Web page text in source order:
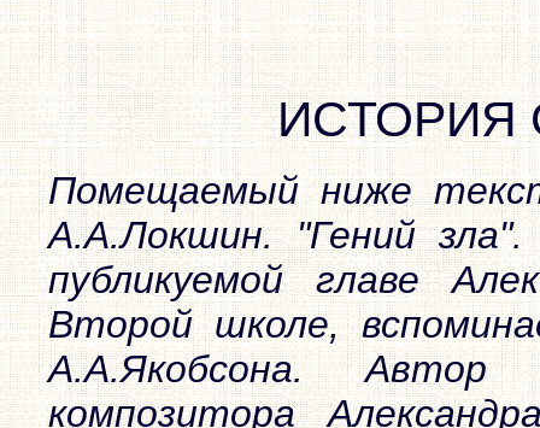
ИСТОРИЯ
Помещаемый ниже
А.А.Локшин. "Гений
публикуемой главе
Второй школе,
А.А.Якобсона.
композитора